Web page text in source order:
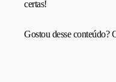
certas!
Gostou desse conteúdo?